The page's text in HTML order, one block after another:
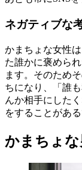
ネガティブな
かまちょな女性
た誰かに褒めら
ます。そのため
ちになり、「誰
んか相手にした
をすることがある
かまちょ